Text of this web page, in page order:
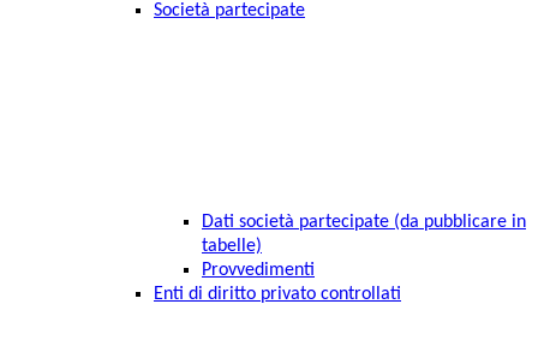
Società partecipate
Dati società partecipate (da pubblicare in
tabelle)
Provvedimenti
Enti di diritto privato controllati